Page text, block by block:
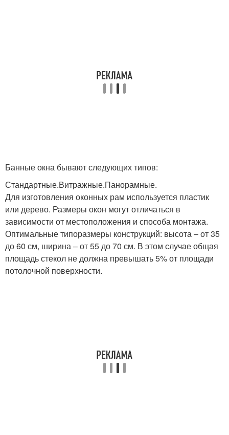
Банные окна бывают следующих типов:
Стандартные.Витражные.Панорамные.
Для изготовления оконных рам используется пластик
или дерево. Размеры окон могут отличаться в
зависимости от местоположения и способа монтажа.
Оптимальные типоразмеры конструкций: высота – от 35
до 60 см, ширина – от 55 до 70 см. В этом случае общая
площадь стекол не должна превышать 5% от площади
потолочной поверхности.